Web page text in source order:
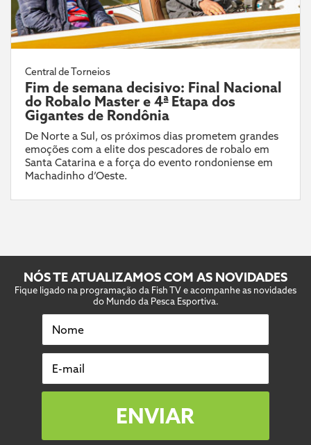
Central de Torneios
Fim de semana decisivo: Final Nacional
do Robalo Master e 4ª Etapa dos
Gigantes de Rondônia
De Norte a Sul, os próximos dias prometem grandes
emoções com a elite dos pescadores de robalo em
Santa Catarina e a força do evento rondoniense em
Machadinho d’Oeste.
NÓS TE ATUALIZAMOS COM AS NOVIDADES
Fique ligado na programação da Fish TV e acompanhe as novidades
do Mundo da Pesca Esportiva.
Nome
E-mail
ENVIAR